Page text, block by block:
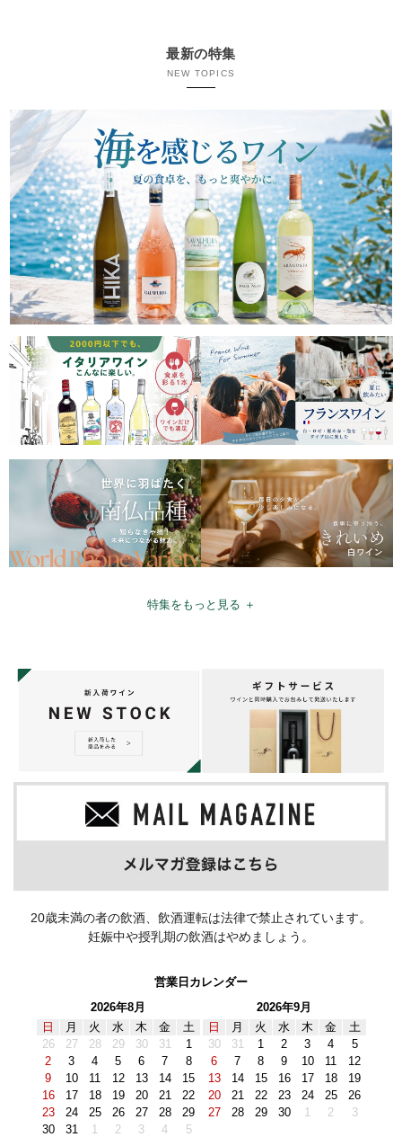
最新の特集
NEW TOPICS
特集をもっと見る ＋
20歳未満の者の飲酒、飲酒運転は法律で禁止されています。
妊娠中や授乳期の飲酒はやめましょう。
営業日カレンダー
2026年8月
日
月 火 水 木 金
土
26
27 28 29 30 31
1
2
3 4 5 6 7
8
9
10 11 12 13 14
15
16
17 18 19 20 21
22
23
24 25 26 27 28
29
30
31 1 2 3 4 5
2026年9月
日
月 火 水 木 金
土
30
31 1 2 3 4
5
6
7 8 9 10 11
12
13
14 15 16 17 18
19
20
21 22 23 24 25
26
27
28 29 30 1 2 3